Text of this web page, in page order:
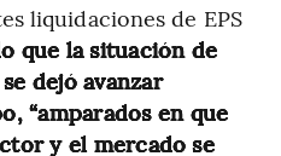
liquidaciones de EPS
que la situación de
dejó avanzar
“amparados en que
y el mercado se